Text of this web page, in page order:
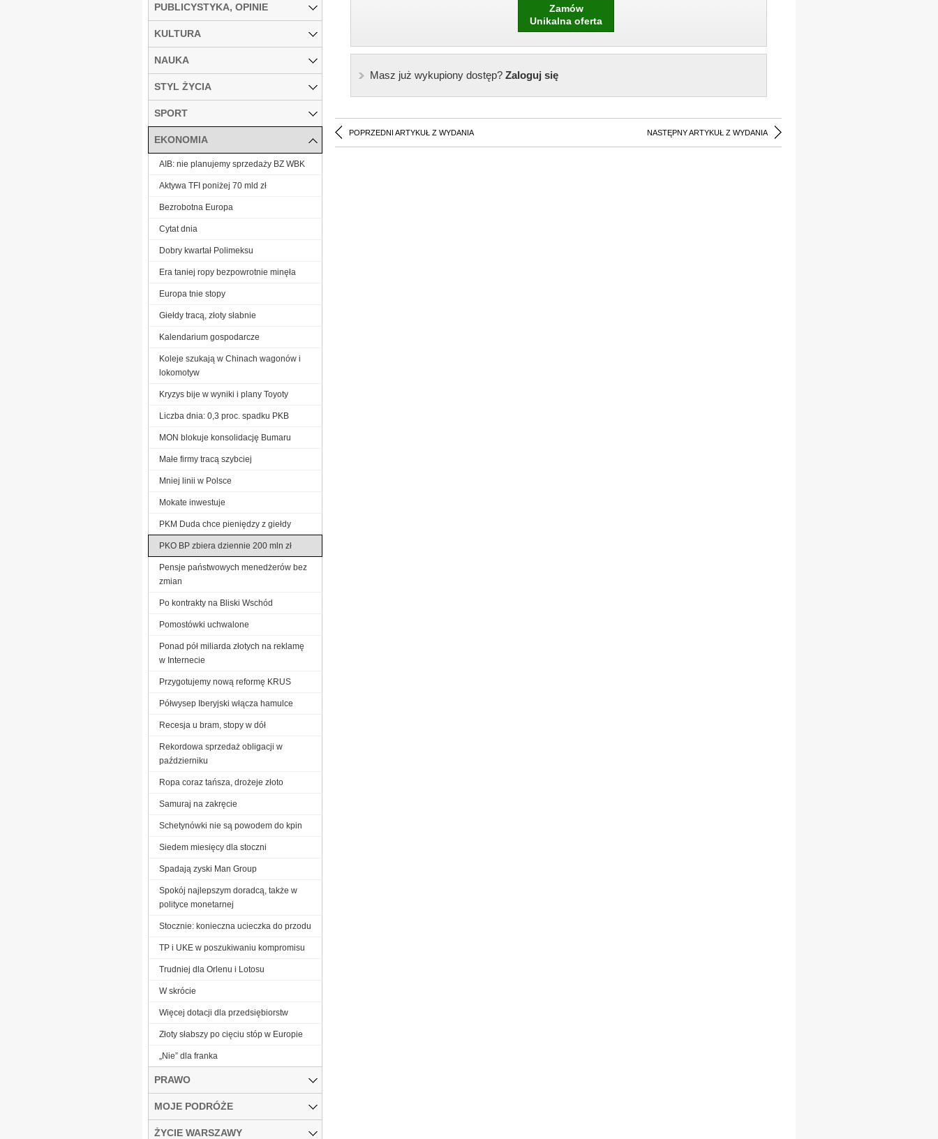
Zamów
Unikalna oferta
Masz już wykupiony dostęp?Zaloguj się
POPRZEDNI ARTYKUŁ Z WYDANIA NASTĘPNY ARTYKUŁ Z WYDANIA
PUBLICYSTYKA, OPINIE
KULTURA
NAUKA
STYL ŻYCIA
SPORT
EKONOMIA
AIB: nie planujemy sprzedaży BZ WBK
Aktywa TFI poniżej 70 mld zł
Bezrobotna Europa
Cytat dnia
Dobry kwartał Polimeksu
Era taniej ropy bezpowrotnie minęła
Europa tnie stopy
Giełdy tracą, złoty słabnie
Kalendarium gospodarcze
Koleje szukają w Chinach wagonów i
lokomotyw
Kryzys bije w wyniki i plany Toyoty
Liczba dnia: 0,3 proc. spadku PKB
MON blokuje konsolidację Bumaru
Małe firmy tracą szybciej
Mniej linii w Polsce
Mokate inwestuje
PKM Duda chce pieniędzy z giełdy
PKO BP zbiera dziennie 200 mln zł
Pensje państwowych menedżerów bez
zmian
Po kontrakty na Bliski Wschód
Pomostówki uchwalone
Ponad pół miliarda złotych na reklamę
w Internecie
Przygotujemy nową reformę KRUS
Półwysep Iberyjski włącza hamulce
Recesja u bram, stopy w dół
Rekordowa sprzedaż obligacji w
październiku
Ropa coraz tańsza, drożeje złoto
Samuraj na zakręcie
Schetynówki nie są powodem do kpin
Siedem miesięcy dla stoczni
Spadają zyski Man Group
Spokój najlepszym doradcą, także w
polityce monetarnej
Stocznie: konieczna ucieczka do przodu
TP i UKE w poszukiwaniu kompromisu
Trudniej dla Orlenu i Lotosu
W skrócie
Więcej dotacji dla przedsiębiorstw
Złoty słabszy po cięciu stóp w Europie
„Nie” dla franka
PRAWO
MOJE PODRÓŻE
ŻYCIE WARSZAWY